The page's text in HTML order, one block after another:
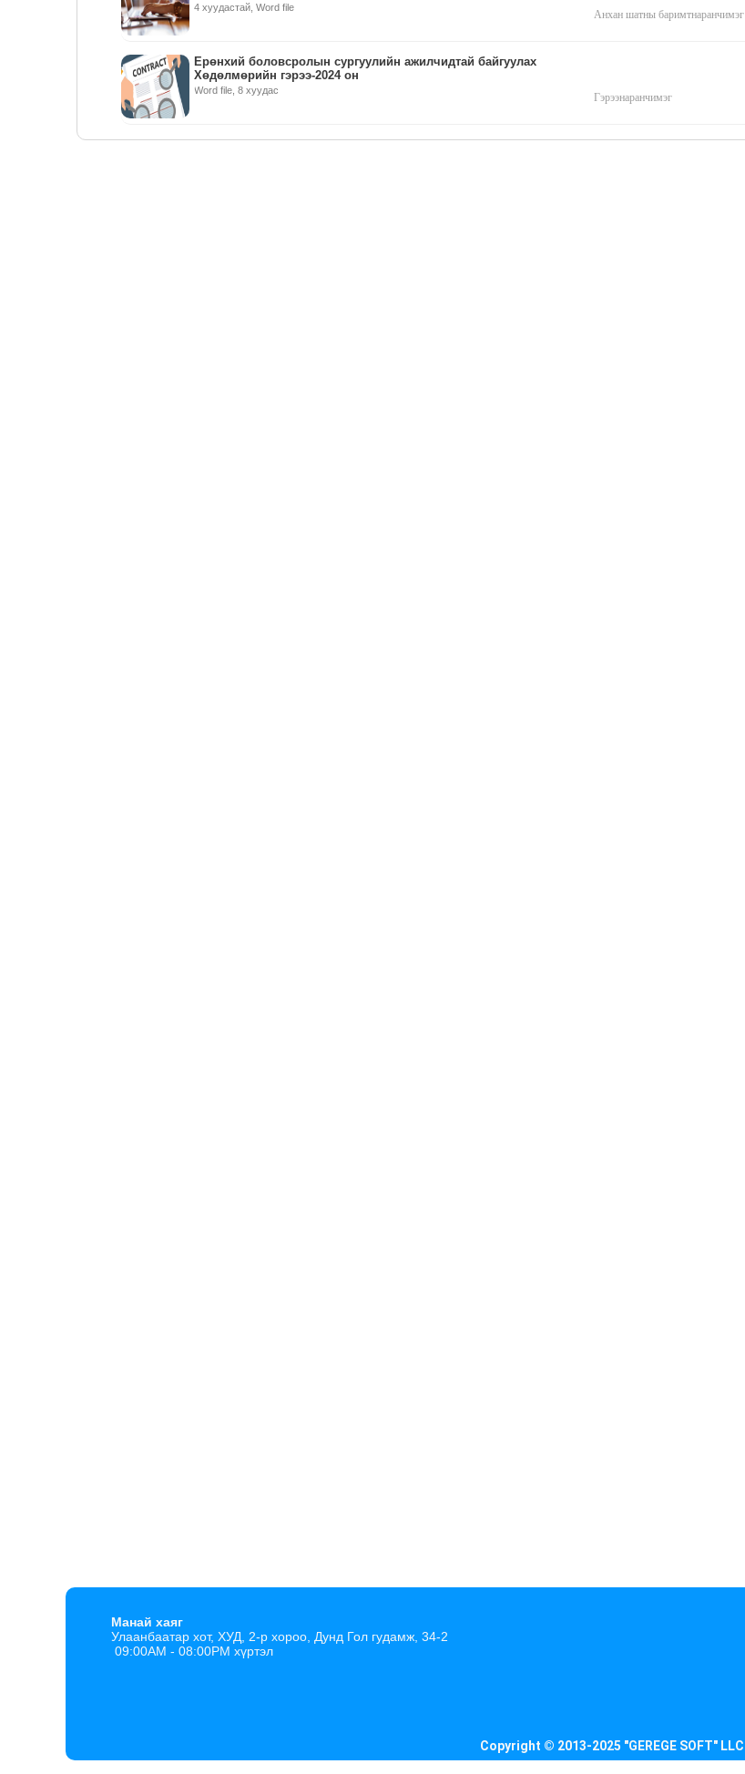
4 хуудастай, Word file
Анхан шатны баримтнаранчимэг
Ерөнхий боловсролын сургуулийн ажилчидтай байгуулах
Хөдөлмөрийн гэрээ-2024 он
Word file, 8 хуудас
Гэрээнаранчимэг
Манай хаяг
Улаанбаатар хот, ХУД, 2-р хороо, Дунд Гол гудамж, 34-2
09:00AM - 08:00PM хүртэл
Copyright © 2013-2025 "GEREGE SOFT" LLC